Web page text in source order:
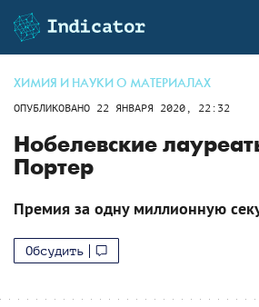
ХИМИЯ И НАУКИ О МАТЕРИАЛАХ
ОПУБЛИКОВАНО 22 ЯНВАРЯ 2020, 22:32
Нобелевские
Портер
Премия за одну миллионную
Обсудить